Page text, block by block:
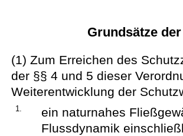
Grundsätze
(1) Zum Erreichen des
der §§ 4 und 5 dieser
Weiterentwicklung der
1.
ein naturnahes
Flussdynamik